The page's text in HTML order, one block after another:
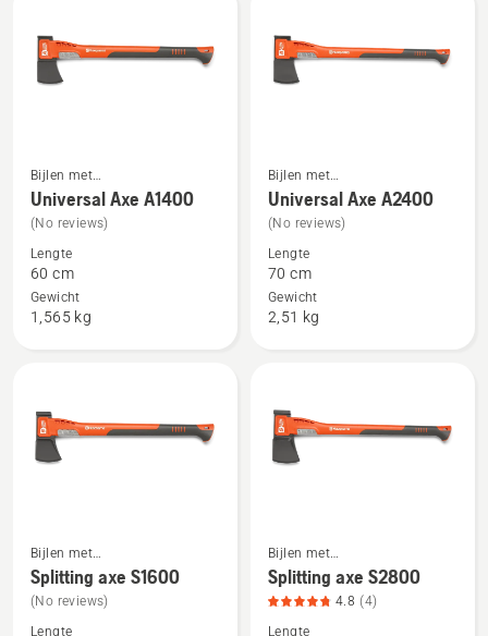
Bekijk
meer
details
over
Universal
Axe
Bijlen met
composiethandgreep
Universal Axe A1400
(No reviews)
Lengte
60 cm
Gewicht
1,565 kg
Bekijk
meer
details
over
Universal
Axe
Bijlen met
composiethandgreep
Universal Axe A2400
(No reviews)
Lengte
70 cm
Gewicht
2,51 kg
Bekijk
meer
details
Bijlen met
composiethandgreep
Splitting axe S1600
(No reviews)
Lengte
Bekijk
meer
details
Bijlen met
composiethandgreep
Splitting axe S2800
4.8 (4)
Lengte